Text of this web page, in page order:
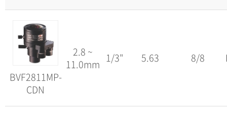
BVF2811MP-
CDN
2.8 ~
11.0mm 1/3" 5.63 8/8